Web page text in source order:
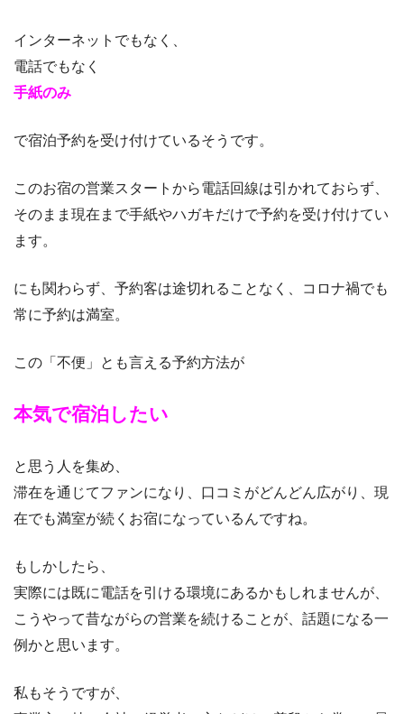
インターネットでもなく、
電話でもなく
手紙のみ
で宿泊予約を受け付けているそうです。
このお宿の営業スタートから電話回線は引かれておらず、
そのまま現在まで手紙やハガキだけで予約を受け付けてい
ます。
にも関わらず、予約客は途切れることなく、コロナ禍でも
常に予約は満室。
この「不便」とも言える予約方法が
本気で宿泊したい
と思う人を集め、
滞在を通じてファンになり、口コミがどんどん広がり、現
在でも満室が続くお宿になっているんですね。
もしかしたら、
実際には既に電話を引ける環境にあるかもしれませんが、
こうやって昔ながらの営業を続けることが、話題になる一
例かと思います。
私もそうですが、